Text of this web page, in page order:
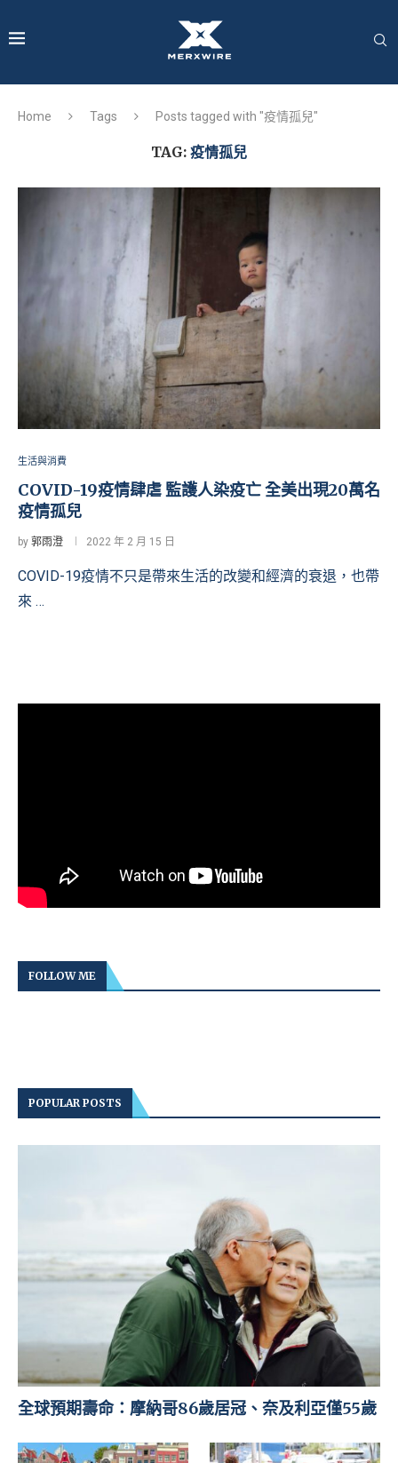
Home Tags Posts tagged with "疫情孤兒"
TAG: 疫情孤兒
生活與消費
COVID-19疫情肆虐 監護人染疫亡 全美出現20萬名
疫情孤兒
by 郭雨澄 2022 年 2 月 15 日
COVID-19疫情不只是帶來生活的改變和經濟的衰退，也帶
來 …
FOLLOW ME
POPULAR POSTS
全球預期壽命：摩納哥86歲居冠、奈及利亞僅55歲